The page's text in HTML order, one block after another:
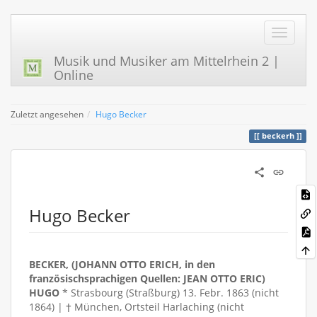
Musik und Musiker am Mittelrhein 2 |
Online
Zuletzt angesehen Hugo Becker
beckerh
Hugo Becker
BECKER, (JOHANN OTTO ERICH, in den
französischsprachigen Quellen: JEAN OTTO ERIC)
HUGO * Strasbourg (Straßburg) 13. Febr. 1863 (nicht
1864) | † München, Ortsteil Harlaching (nicht